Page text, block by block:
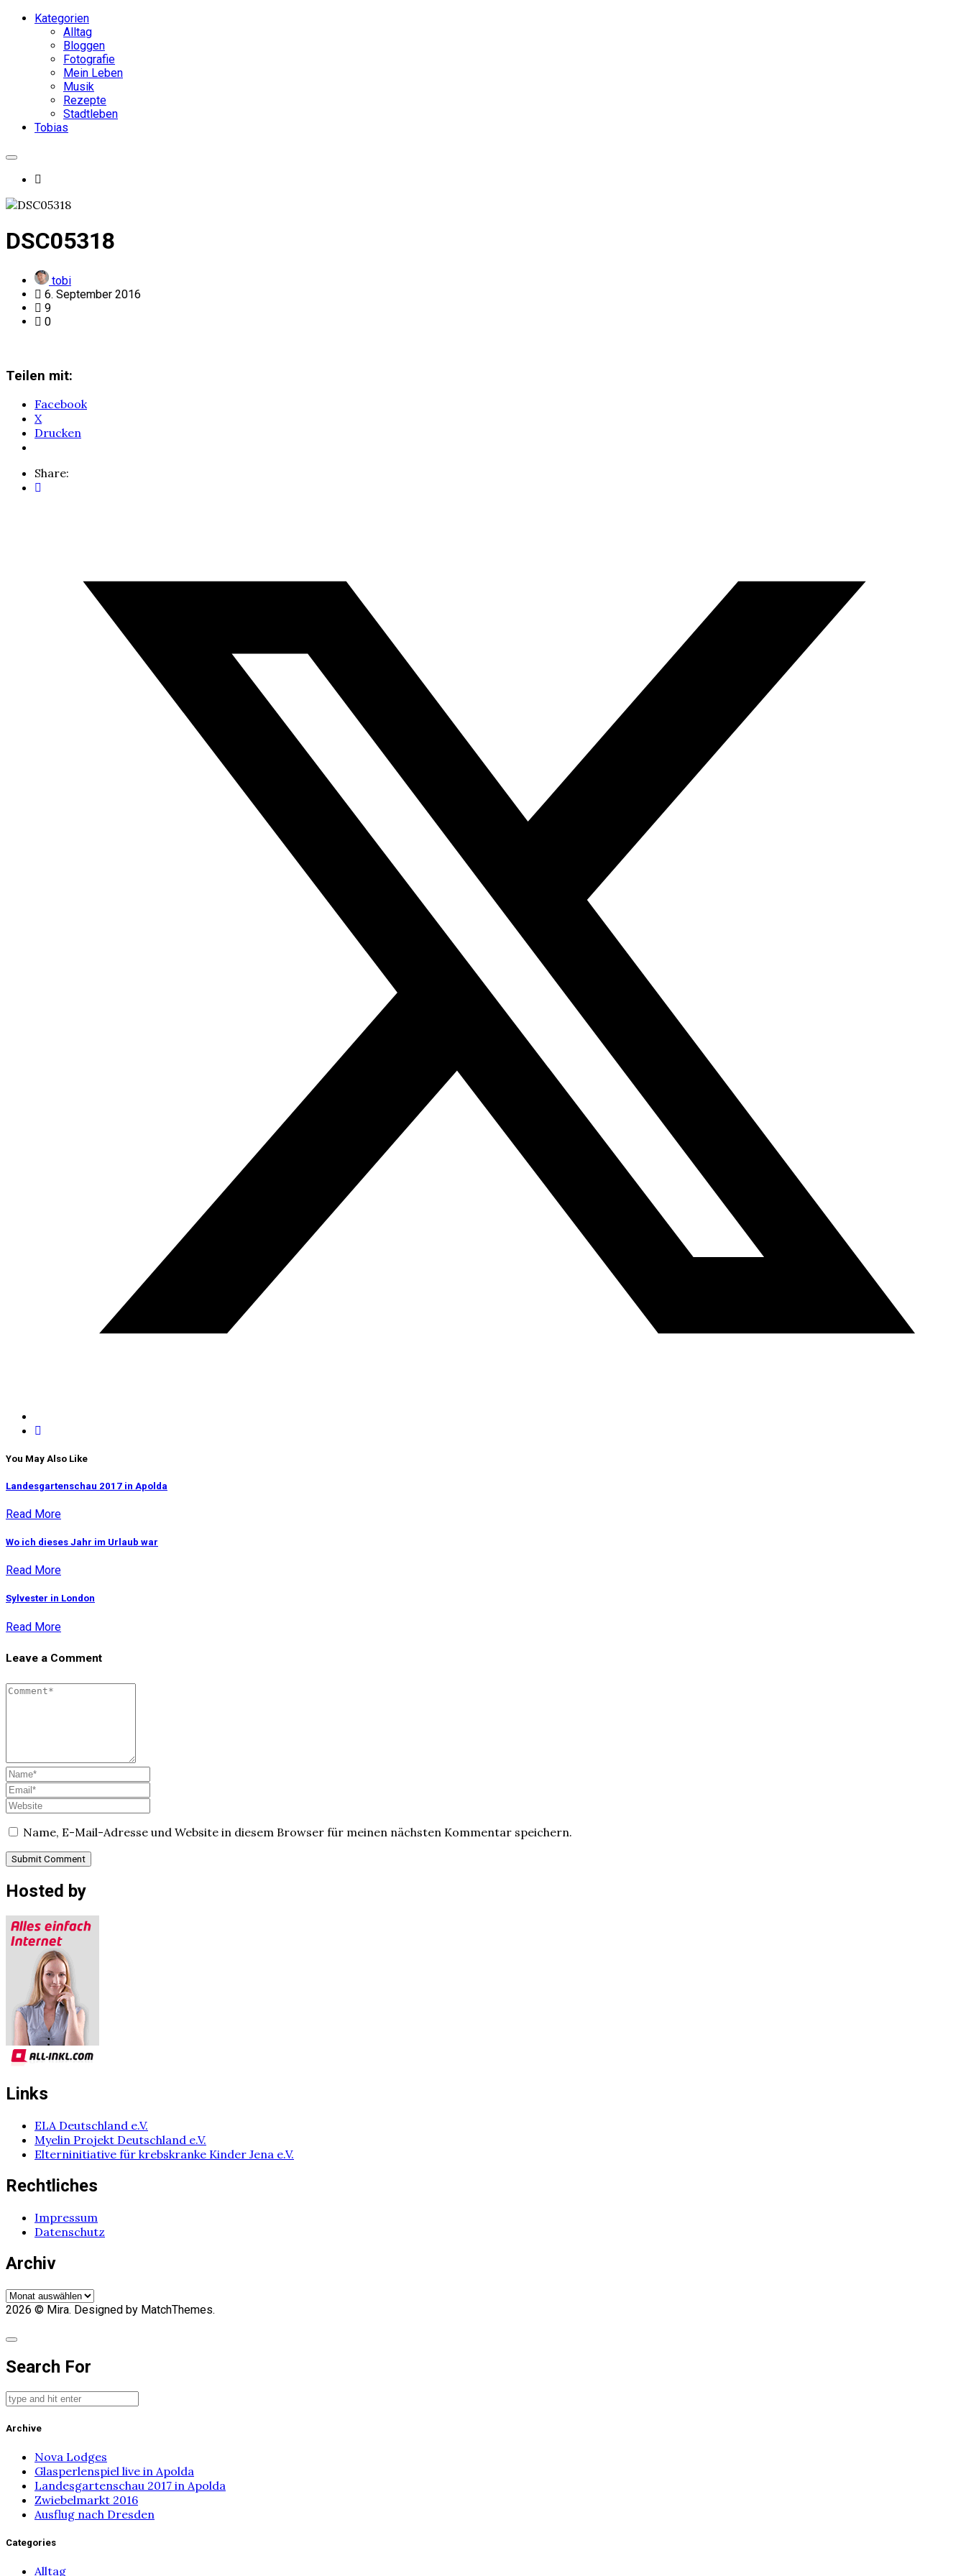
Kategorien
Alltag
Bloggen
Fotografie
Mein Leben
Musik
Rezepte
Stadtleben
Tobias
DSC05318
tobi
6. September 2016
9
0
Teilen mit:
Facebook
X
Drucken
Share:
You May Also Like
Landesgartenschau 2017 in Apolda
Read More
Wo ich dieses Jahr im Urlaub war
Read More
Sylvester in London
Read More
Leave a Comment
Name, E-Mail-Adresse und Website in diesem Browser für meinen nächsten Kommentar speichern.
Hosted by
Links
ELA Deutschland e.V.
Myelin Projekt Deutschland e.V.
Elterninitiative für krebskranke Kinder Jena e.V.
Rechtliches
Impressum
Datenschutz
Archiv
Archiv
2026 © Mira. Designed by MatchThemes.
Search For
Archive
Nova Lodges
Glasperlenspiel live in Apolda
Landesgartenschau 2017 in Apolda
Zwiebelmarkt 2016
Ausflug nach Dresden
Categories
Alltag